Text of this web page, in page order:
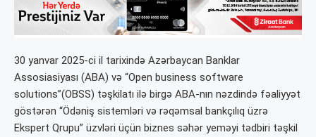
30 yanvar 2025-ci il tarixində Azərbaycan Banklar
Assosiasiyası (ABA) və “Open business software
solutions”(OBSS) təşkilatı ilə birgə ABA-nın nəzdində fəaliyyət
göstərən “Ödəniş sistemləri və rəqəmsal bankçılıq üzrə
Ekspert Qrupu” üzvləri üçün biznes səhər yeməyi tədbiri təşkil